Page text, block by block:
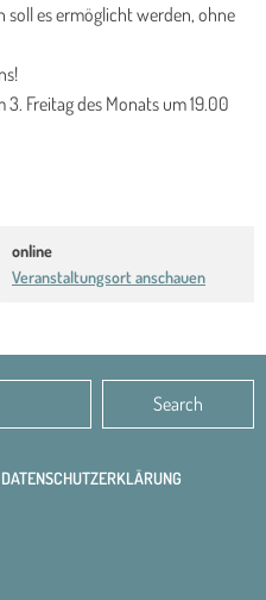
soll es ermöglicht werden, ohne
Freitag des Monats um 19.00
online
Veranstaltungsort anschauen
DATENSCHUTZERKLÄRUNG